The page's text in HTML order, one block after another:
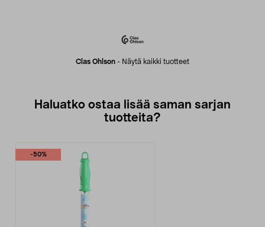
Clas Ohlson - Näytä kaikki tuotteet
Haluatko ostaa lisää saman sarjan
tuotteita?
-50%